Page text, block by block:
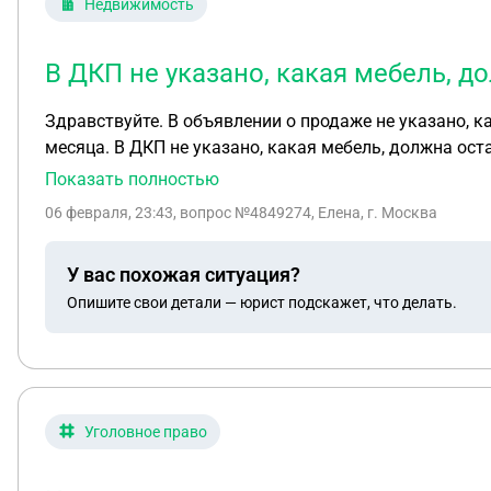
Недвижимость
В ДКП не указано, какая мебель,
Здравствуйте. В объявлении о продаже не указано, какая мебель остаётся. Я продала квартиру. В ДКП
месяца. В ДКП не указано, какая мебель, должна остаться. На словах я обещала частично оставить настенные кухонные шкафы и детскую мебель , и ванной
тумбу с раковиной. Но во время переезда передумала и решила забрать
Показать полностью
06 февраля, 23:43, вопрос №4849274, Елена, г. Москва
У вас похожая ситуация?
Опишите свои детали — юрист подскажет, что делать.
Уголовное право